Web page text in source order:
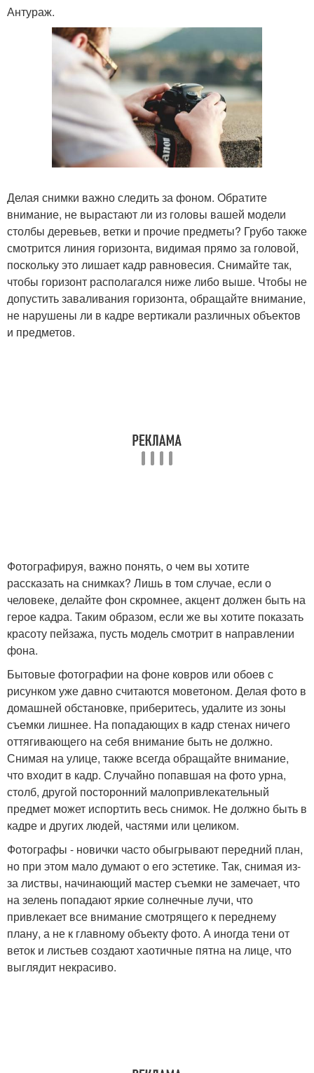
Антураж.
Делая снимки важно следить за фоном. Обратите
внимание, не вырастают ли из головы вашей модели
столбы деревьев, ветки и прочие предметы? Грубо также
смотрится линия горизонта, видимая прямо за головой,
поскольку это лишает кадр равновесия. Снимайте так,
чтобы горизонт располагался ниже либо выше. Чтобы не
допустить заваливания горизонта, обращайте внимание,
не нарушены ли в кадре вертикали различных объектов
и предметов.
Фотографируя, важно понять, о чем вы хотите
рассказать на снимках? Лишь в том случае, если о
человеке, делайте фон скромнее, акцент должен быть на
герое кадра. Таким образом, если же вы хотите показать
красоту пейзажа, пусть модель смотрит в направлении
фона.
Бытовые фотографии на фоне ковров или обоев с
рисунком уже давно считаются моветоном. Делая фото в
домашней обстановке, приберитесь, удалите из зоны
съемки лишнее. На попадающих в кадр стенах ничего
оттягивающего на себя внимание быть не должно.
Снимая на улице, также всегда обращайте внимание,
что входит в кадр. Случайно попавшая на фото урна,
столб, другой посторонний малопривлекательный
предмет может испортить весь снимок. Не должно быть в
кадре и других людей, частями или целиком.
Фотографы - новички часто обыгрывают передний план,
но при этом мало думают о его эстетике. Так, снимая из-
за листвы, начинающий мастер съемки не замечает, что
на зелень попадают яркие солнечные лучи, что
привлекает все внимание смотрящего к переднему
плану, а не к главному объекту фото. А иногда тени от
веток и листьев создают хаотичные пятна на лице, что
выглядит некрасиво.